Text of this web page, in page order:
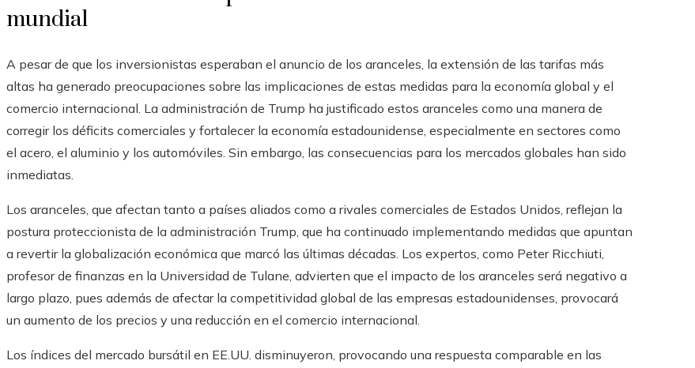
mundial
A pesar de que los inversionistas esperaban el anuncio de los aranceles, la extensión de las tarifas más
altas ha generado preocupaciones sobre las implicaciones de estas medidas para la economía global y el
comercio internacional. La administración de Trump ha justificado estos aranceles como una manera de
corregir los déficits comerciales y fortalecer la economía estadounidense, especialmente en sectores como
el acero, el aluminio y los automóviles. Sin embargo, las consecuencias para los mercados globales han sido
inmediatas.
Los aranceles, que afectan tanto a países aliados como a rivales comerciales de Estados Unidos, reflejan la
postura proteccionista de la administración Trump, que ha continuado implementando medidas que apuntan
a revertir la globalización económica que marcó las últimas décadas. Los expertos, como Peter Ricchiuti,
profesor de finanzas en la Universidad de Tulane, advierten que el impacto de los aranceles será negativo a
largo plazo, pues además de afectar la competitividad global de las empresas estadounidenses, provocará
un aumento de los precios y una reducción en el comercio internacional.
Los índices del mercado bursátil en EE.UU. disminuyeron, provocando una respuesta comparable en las